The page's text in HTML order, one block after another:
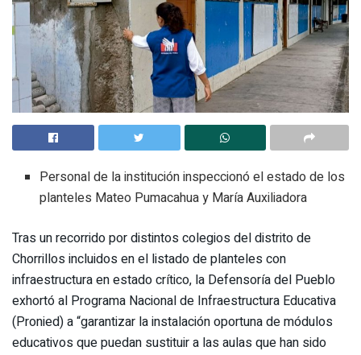
Personal de la institución inspeccionó el estado de los
planteles Mateo Pumacahua y María Auxiliadora
Tras un recorrido por distintos colegios del distrito de
Chorrillos incluidos en el listado de planteles con
infraestructura en estado crítico, la Defensoría del Pueblo
exhortó al Programa Nacional de Infraestructura Educativa
(Pronied) a “garantizar la instalación oportuna de módulos
educativos que puedan sustituir a las aulas que han sido